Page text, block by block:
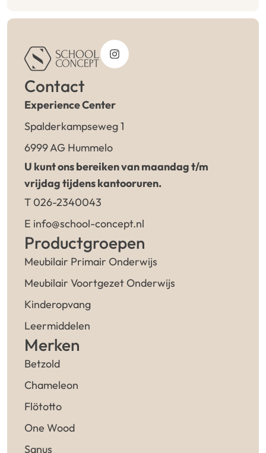
Contact
Experience Center
Spalderkampseweg 1
6999 AG Hummelo
U kunt ons bereiken van maandag t/m
vrijdag tijdens kantooruren.
T 026-2340043
E info@school-concept.nl
Productgroepen
Meubilair Primair Onderwijs
Meubilair Voortgezet Onderwijs
Kinderopvang
Leermiddelen
Merken
Betzold
Chameleon
Flötotto
One Wood
Sanus